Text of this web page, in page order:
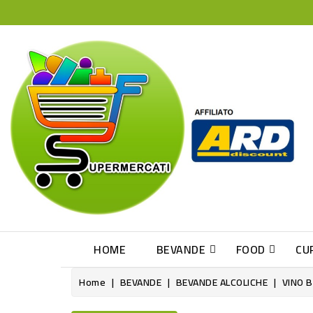
HOME BEVANDE FOOD
Home BEVANDE BEVANDE ALCOLICHE VINO